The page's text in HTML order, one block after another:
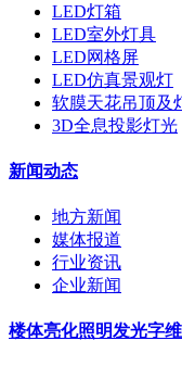
LED灯箱
LED室外灯具
LED网格屏
LED仿真景观灯
软膜天花吊顶及
3D全息投影灯光
新闻动态
地方新闻
媒体报道
行业资讯
企业新闻
楼体亮化照明发光字